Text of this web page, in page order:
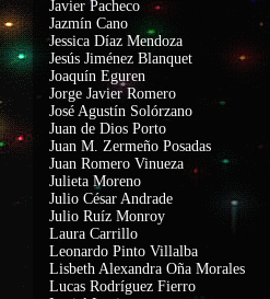
Javier Pacheco
Jazmín Cano
Jessica Díaz Mendoza
Jesús Jiménez Blanquet
Joaquín Eguren
Jorge Javier Romero
José Agustín Solórzano
Juan de Dios Porto
Juan M. Zermeño Posadas
Juan Romero Vinueza
Julieta Moreno
Julio César Andrade
Julio Ruíz Monroy
Laura Carrillo
Leonardo Pinto Villalba
Lisbeth Alexandra Oña Morales
Lucas Rodríguez Fierro